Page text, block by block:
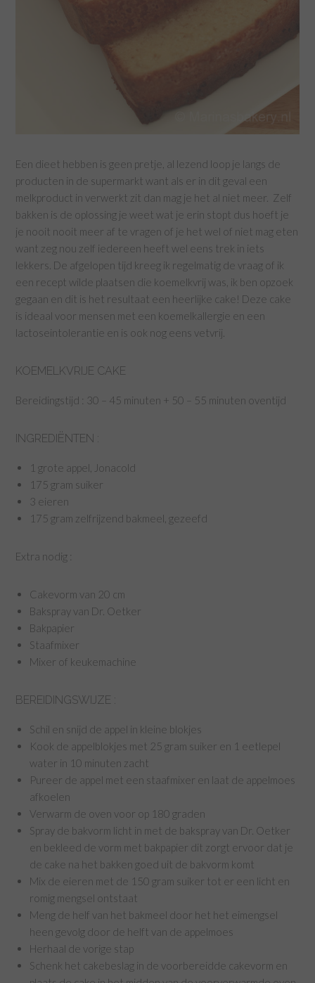
Een dieet hebben is geen pretje, al lezend loop je langs de
producten in de supermarkt want als er in dit geval een
melkproduct in verwerkt zit dan mag je het al niet meer. Zelf
bakken is de oplossing je weet wat je erin stopt dus hoeft je
je nooit nooit meer af te vragen of je het wel of niet mag eten
want zeg nou zelf iedereen heeft wel eens trek in iets
lekkers. De afgelopen tijd kreeg ik regelmatig de vraag of ik
een recept wilde plaatsen die koemelkvrij was, ik ben opzoek
gegaan en dit is het resultaat een heerlijke cake! Deze cake
is ideaal voor mensen met een koemelkallergie en een
lactoseintolerantie en is ook nog eens vetvrij.
KOEMELKVRIJE CAKE
Bereidingstijd : 30 – 45 minuten + 50 – 55 minuten oventijd
INGREDIËNTEN :
1 grote appel, Jonacold
175 gram suiker
3 eieren
175 gram zelfrijzend bakmeel, gezeefd
Extra nodig :
Cakevorm van 20 cm
Bakspray van Dr. Oetker
Bakpapier
Staafmixer
Mixer of keukemachine
BEREIDINGSWIJZE :
Schil en snijd de appel in kleine blokjes
Kook de appelblokjes met 25 gram suiker en 1 eetlepel
water in 10 minuten zacht
Pureer de appel met een staafmixer en laat de appelmoes
afkoelen
Verwarm de oven voor op 180 graden
Spray de bakvorm licht in met de bakspray van Dr. Oetker
en bekleed de vorm met bakpapier dit zorgt ervoor dat je
de cake na het bakken goed uit de bakvorm komt
Mix de eieren met de 150 gram suiker tot er een licht en
romig mengsel ontstaat
Meng de helf van het bakmeel door het het eimengsel
heen gevolg door de helft van de appelmoes
Herhaal de vorige stap
Schenk het cakebeslag in de voorbereidde cakevorm en